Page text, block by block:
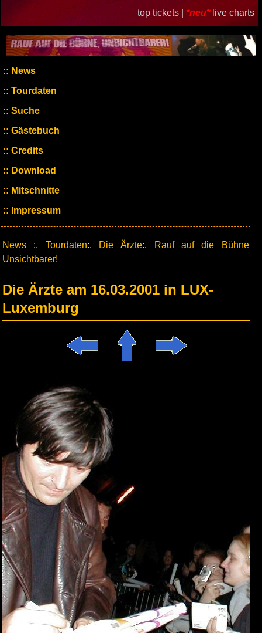
top tickets | *neu* live charts
News
Tourdaten
Suche
Gästebuch
Credits
Download
Mitschnitte
Impressum
News :. Tourdaten:. Die Ärzte:.
Rauf auf die Bühne,
Unsichtbarer!
Die Ärzte am 16.03.2001 in LUX-
Luxemburg